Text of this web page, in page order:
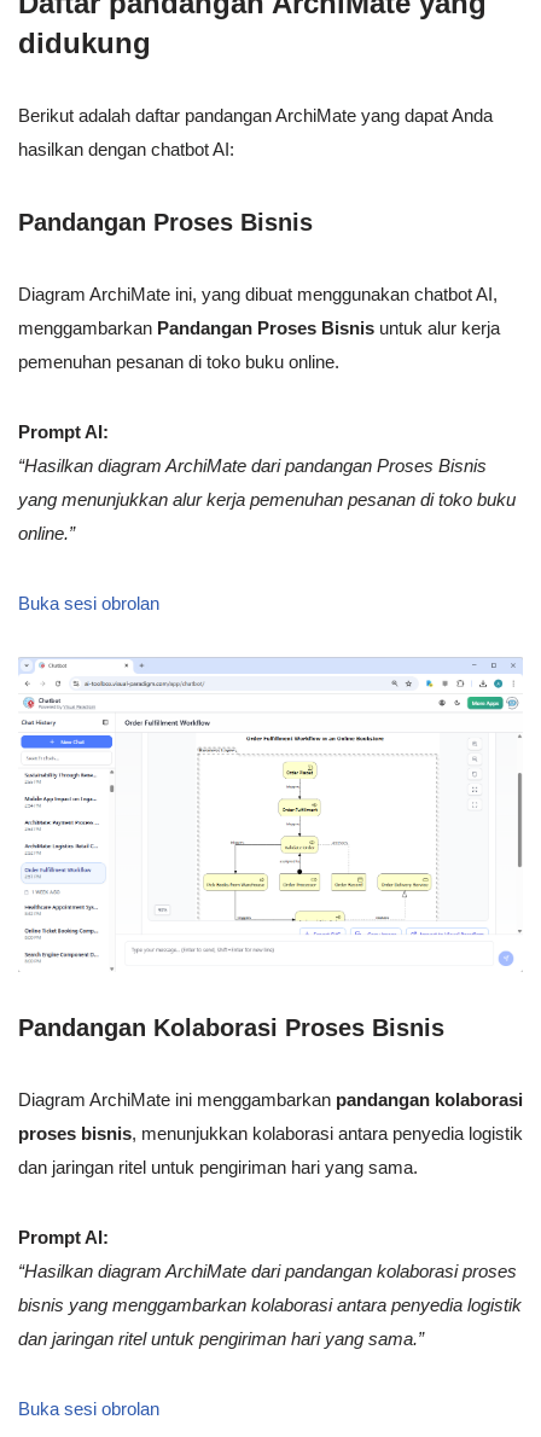
didukung
Berikut adalah daftar pandangan ArchiMate yang dapat Anda
hasilkan dengan chatbot AI:
Pandangan Proses Bisnis
Diagram ArchiMate ini, yang dibuat menggunakan chatbot AI,
menggambarkan Pandangan Proses Bisnis untuk alur kerja
pemenuhan pesanan di toko buku online.
Prompt AI:
“Hasilkan diagram ArchiMate dari pandangan Proses Bisnis
yang menunjukkan alur kerja pemenuhan pesanan di toko buku
online.”
Buka sesi obrolan
Pandangan Kolaborasi Proses Bisnis
Diagram ArchiMate ini menggambarkan pandangan kolaborasi
proses bisnis, menunjukkan kolaborasi antara penyedia logistik
dan jaringan ritel untuk pengiriman hari yang sama.
Prompt AI:
“Hasilkan diagram ArchiMate dari pandangan kolaborasi proses
bisnis yang menggambarkan kolaborasi antara penyedia logistik
dan jaringan ritel untuk pengiriman hari yang sama.”
Buka sesi obrolan